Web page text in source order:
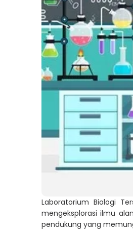
Laboratorium Biologi
mengeksplorasi ilmu
pendukung yang